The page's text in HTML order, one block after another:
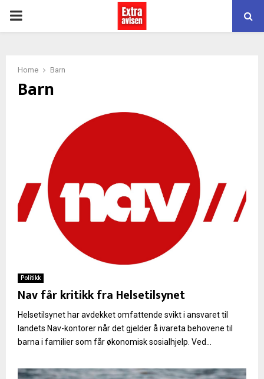
PRIMARY
Home Barn
Barn
Politikk
Nav får kritikk fra Helsetilsynet
Helsetilsynet har avdekket omfattende svikt i ansvaret til
landets Nav-kontorer når det gjelder å ivareta behovene til
barna i familier som får økonomisk sosialhjelp. Ved...